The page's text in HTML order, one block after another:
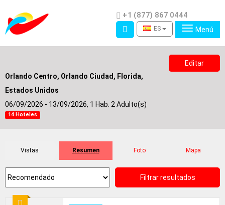
Teléfono
+1 (877) 867 0444
Acceso ES Menú
Orlando Centro, Orlando Ciudad, Florida,
Estados Unidos
06/09/2026 - 13/09/2026, 1 Hab. 2 Adulto(s)
14 Hoteles
Editar
Vistas Resumen Foto Mapa
Filtrar resultados
Recomendado